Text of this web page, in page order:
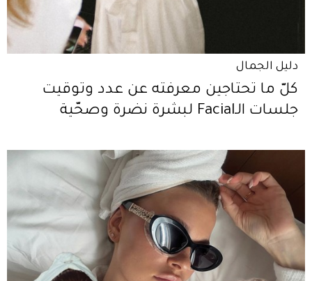
دليل الجمال
كلّ ما تحتاجين معرفته عن عدد وتوقيت
جلسات الـFacial لبشرة نضرة وصحّية